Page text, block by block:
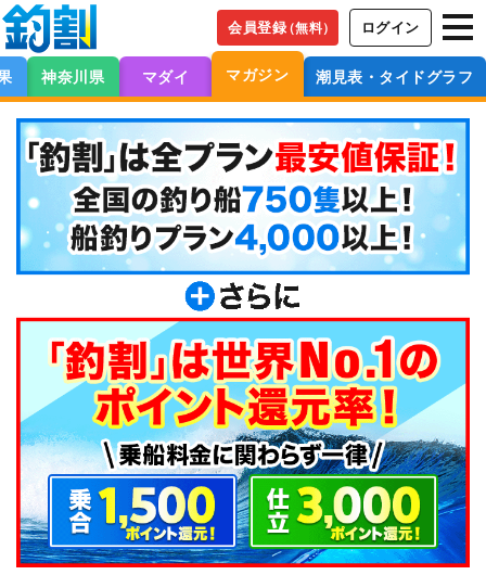
会員登録（無料） ログイン
神奈川県 マダイ マガジン 潮見表・タイドグラフ